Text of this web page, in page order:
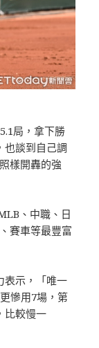
局，拿下勝
也談到自己調
樣開轟的強
、中職、日
賽車等最豐富
表示，「唯一
慘用7場，第
比較慢一